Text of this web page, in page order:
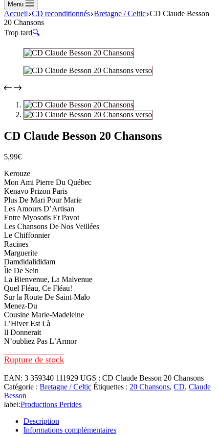
Menu
Accueil CD reconditionnés Bretagne / Celtic CD Claude Besson
20 Chansons
Trop tard🔍
CD Claude Besson 20 Chansons
5,99€
Kerouze
Mon Ami Pierre Du Québec
Kenavo Prizon Paris
Plus De Mari Pour Marie
Les Amours D’Artisan
Entre Myosotis Et Pavot
Les Chansons De Nos Veillées
Le Chiffonnier
Racines
Marguerite
Damdidalididam
Île De Sein
La Bienvenue, La Malvenue
Quel Fléau, Ce Fléau!
Sur la Route De Saint-Malo
Menez-Du
Cousine Marie-Madeleine
L’Hiver Est Là
Il Donnerait
N’oubliez Pas L’Armor
Rupture de stock
EAN: 3 359340 111929 UGS : CD Claude Besson 20 Chansons
Catégorie : Bretagne / Celtic Étiquettes : 20 Chansons, CD, Claude
Besson
label:Productions Perides
Description
Informations complémentaires